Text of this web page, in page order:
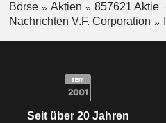
Börse Aktien
857621 Aktie
Nachrichten V.F. Corporation
Seit über 20 Jahren